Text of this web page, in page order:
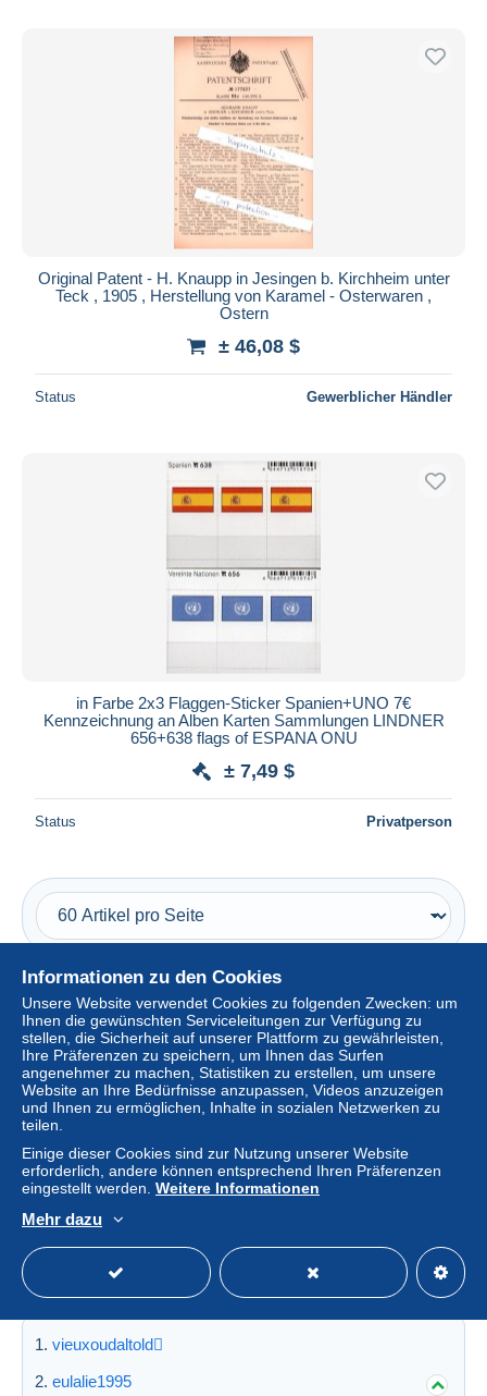
Kategorie gesponsert durch
Top-Shops Alles sehen
vieuxoudaltold
eulalie1995
Original Patent - H. Knaupp in Jesingen b. Kirchheim unter
Teck , 1905 , Herstellung von Karamel - Osterwaren ,
Ostern
± 46,08 $
Status Gewerblicher Händler
in Farbe 2x3 Flaggen-Sticker Spanien+UNO 7€
Kennzeichnung an Alben Karten Sammlungen LINDNER
656+638 flags of ESPANA ONU
± 7,49 $
Status Privatperson
Informationen zu den Cookies
Unsere Website verwendet Cookies zu folgenden Zwecken: um
Ihnen die gewünschten Serviceleitungen zur Verfügung zu
stellen, die Sicherheit auf unserer Plattform zu gewährleisten,
Ihre Präferenzen zu speichern, um Ihnen das Surfen
angenehmer zu machen, Statistiken zu erstellen, um unsere
Website an Ihre Bedürfnisse anzupassen, Videos anzuzeigen
und Ihnen zu ermöglichen, Inhalte in sozialen Netzwerken zu
teilen.
Einige dieser Cookies sind zur Nutzung unserer Website
erforderlich, andere können entsprechend Ihren Präferenzen
eingestellt werden. Weitere Informationen
Mehr dazu